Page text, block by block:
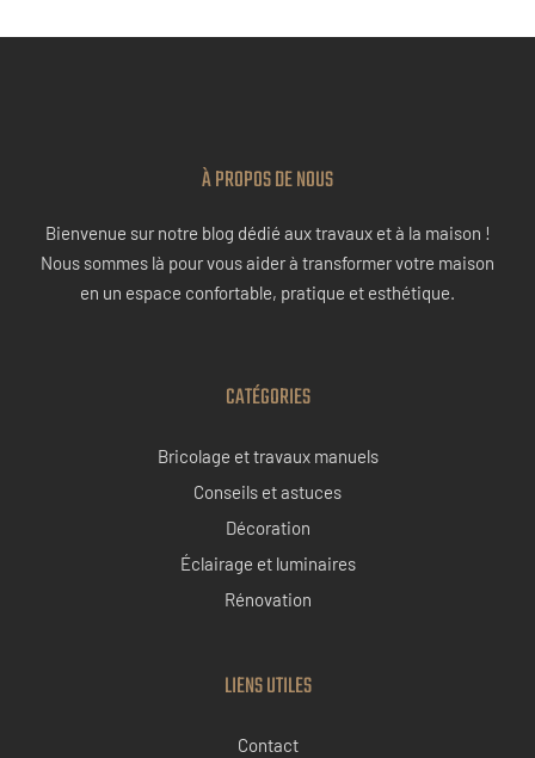
À PROPOS DE NOUS
Bienvenue sur notre blog dédié aux travaux et à la maison !
Nous sommes là pour vous aider à transformer votre maison
en un espace confortable, pratique et esthétique.
CATÉGORIES
Bricolage et travaux manuels
Conseils et astuces
Décoration
Éclairage et luminaires
Rénovation
LIENS UTILES
Contact